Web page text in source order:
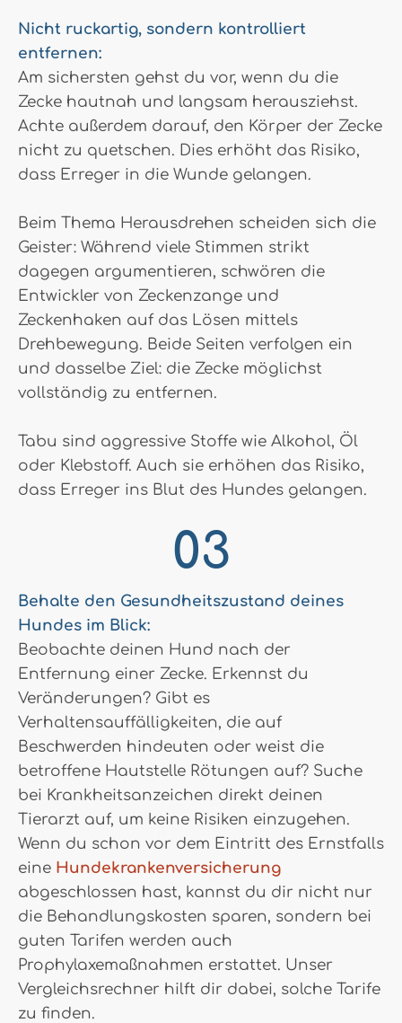
Nicht ruckartig, sondern kontrolliert
entfernen:
Am sichersten gehst du vor, wenn du die
Zecke hautnah und langsam herausziehst.
Achte außerdem darauf, den Körper der Zecke
nicht zu quetschen. Dies erhöht das Risiko,
dass Erreger in die Wunde gelangen.
Beim Thema Herausdrehen scheiden sich die
Geister: Während viele Stimmen strikt
dagegen argumentieren, schwören die
Entwickler von Zeckenzange und
Zeckenhaken auf das Lösen mittels
Drehbewegung. Beide Seiten verfolgen ein
und dasselbe Ziel: die Zecke möglichst
vollständig zu entfernen.
Tabu sind aggressive Stoffe wie Alkohol, Öl
oder Klebstoff. Auch sie erhöhen das Risiko,
dass Erreger ins Blut des Hundes gelangen.
Behalte den Gesundheitszustand deines
Hundes im Blick:
Beobachte deinen Hund nach der
Entfernung einer Zecke. Erkennst du
Veränderungen? Gibt es
Verhaltensauffälligkeiten, die auf
Beschwerden hindeuten oder weist die
betroffene Hautstelle Rötungen auf? Suche
bei Krankheitsanzeichen direkt deinen
Tierarzt auf, um keine Risiken einzugehen.
Wenn du schon vor dem Eintritt des Ernstfalls
eine Hundekrankenversicherung
abgeschlossen hast, kannst du dir nicht nur
die Behandlungskosten sparen, sondern bei
guten Tarifen werden auch
Prophylaxemaßnahmen erstattet. Unser
Vergleichsrechner hilft dir dabei, solche Tarife
zu finden.